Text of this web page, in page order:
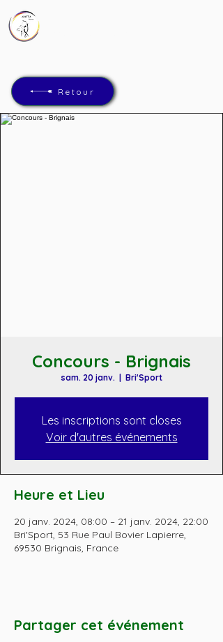
Retour
Concours - Brignais
sam. 20 janv.
  |
Bri'Sport
Les inscriptions sont closes
Voir d'autres événements
Heure et Lieu
20 janv. 2024, 08:00 – 21 janv. 2024, 22:00
Bri'Sport, 53 Rue Paul Bovier Lapierre,
69530 Brignais, France
Partager cet événement